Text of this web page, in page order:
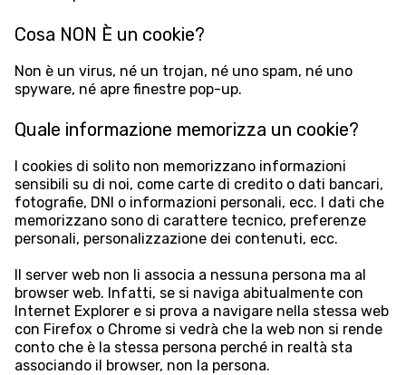
Cosa NON È un cookie?
Non è un virus, né un trojan, né uno spam, né uno
spyware, né apre finestre pop-up.
Quale informazione memorizza un cookie?
I cookies di solito non memorizzano informazioni
sensibili su di noi, come carte di credito o dati bancari,
fotografie, DNI o informazioni personali, ecc. I dati che
memorizzano sono di carattere tecnico, preferenze
personali, personalizzazione dei contenuti, ecc.
Il server web non li associa a nessuna persona ma al
browser web. Infatti, se si naviga abitualmente con
Internet Explorer e si prova a navigare nella stessa web
con Firefox o Chrome si vedrà che la web non si rende
conto che è la stessa persona perché in realtà sta
associando il browser, non la persona.